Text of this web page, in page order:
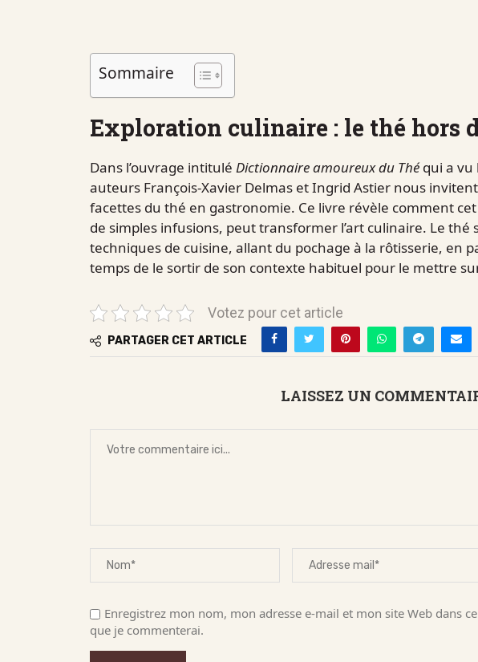
Sommaire
Exploration culinaire : le thé hors
Dans l’ouvrage intitulé Dictionnaire amoureux du Thé qui a vu
auteurs François-Xavier Delmas et Ingrid Astier nous
facettes du thé en gastronomie. Ce livre révèle comment
de simples infusions, peut transformer l’art culinaire. Le thé
techniques de cuisine, allant du pochage à la rôtisserie, en
temps de le sortir de son contexte habituel pour le mettre
Votez pour cet article
PARTAGER CET ARTICLE
LAISSEZ UN
Enregistrez mon nom, mon adresse e-mail et mon site Web dans
que je commenterai.